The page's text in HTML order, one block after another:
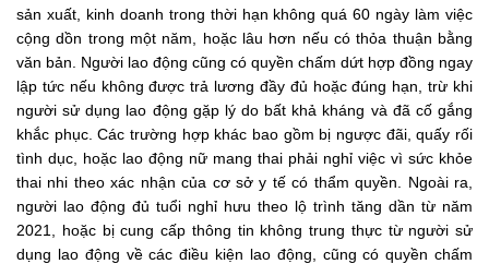
sản xuất, kinh doanh trong thời hạn không quá 60 ngày làm việc
cộng dồn trong một năm, hoặc lâu hơn nếu có thỏa thuận bằng
văn bản. Người lao động cũng có quyền chấm dứt hợp đồng ngay
lập tức nếu không được trả lương đầy đủ hoặc đúng hạn, trừ khi
người sử dụng lao động gặp lý do bất khả kháng và đã cố gắng
khắc phục. Các trường hợp khác bao gồm bị ngược đãi, quấy rối
tình dục, hoặc lao động nữ mang thai phải nghỉ việc vì sức khỏe
thai nhi theo xác nhận của cơ sở y tế có thẩm quyền. Ngoài ra,
người lao động đủ tuổi nghỉ hưu theo lộ trình tăng dần từ năm
2021, hoặc bị cung cấp thông tin không trung thực từ người sử
dụng lao động về các điều kiện lao động, cũng có quyền chấm